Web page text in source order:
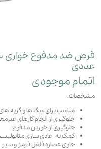
عددی
اتمام موجودی
مشخصات:
مناسب برای سگ ها و گربه های
جلوگیری از انجام کارهای
جلوگیری از خوردن مدفوع
کمک به عادی سازی
حاوی عصاره فلفل قرمز و سیر